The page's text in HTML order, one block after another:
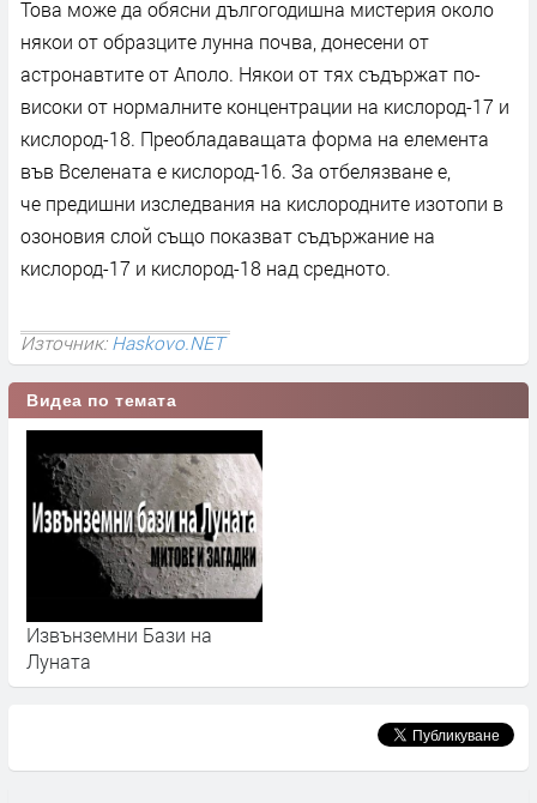
Това може да обясни дългогодишна мистерия около
някои от образците лунна почва, донесени от
астронавтите от Аполо. Някои от тях съдържат по-
високи от нормалните концентрации на кислород-17 и
кислород-18. Преобладаващата форма на елемента
във Вселената е кислород-16. За отбелязване е,
че предишни изследвания на кислородните изотопи в
озоновия слой също показват съдържание на
кислород-17 и кислород-18 над средното.
Източник:Haskovo.NET
Видеа по темата
Извънземни Бази на
Луната